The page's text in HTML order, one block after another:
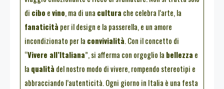
di cibo evino, ma di una cultura che celebra l’arte, la
fanaticità per il design e la passerella, e un amore
incondizionato per la convivialità. Con il concetto di
“Vivere all’Italiana”, si afferma con orgoglio la bellezza e
la qualità del nostro modo di vivere, rompendo stereotipi e
abbracciando l’autenticità. Ogni giorno in Italia è una festa